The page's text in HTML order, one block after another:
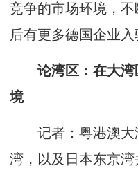
竞争的市场环境，
后有更多德国企业入
论湾区：在大
境
记者：粤港澳大
湾，以及日本东京